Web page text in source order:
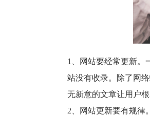
1
、网站要经常更新
站没有收录。除了网
无新意的文章让用户根
2 、网站更新要有规